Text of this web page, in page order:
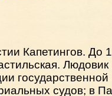
Капетингов. До
судов; в